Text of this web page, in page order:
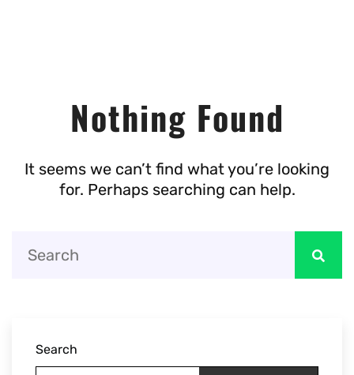
Nothing Found
It seems we can’t find what you’re looking
for. Perhaps searching can help.
Search